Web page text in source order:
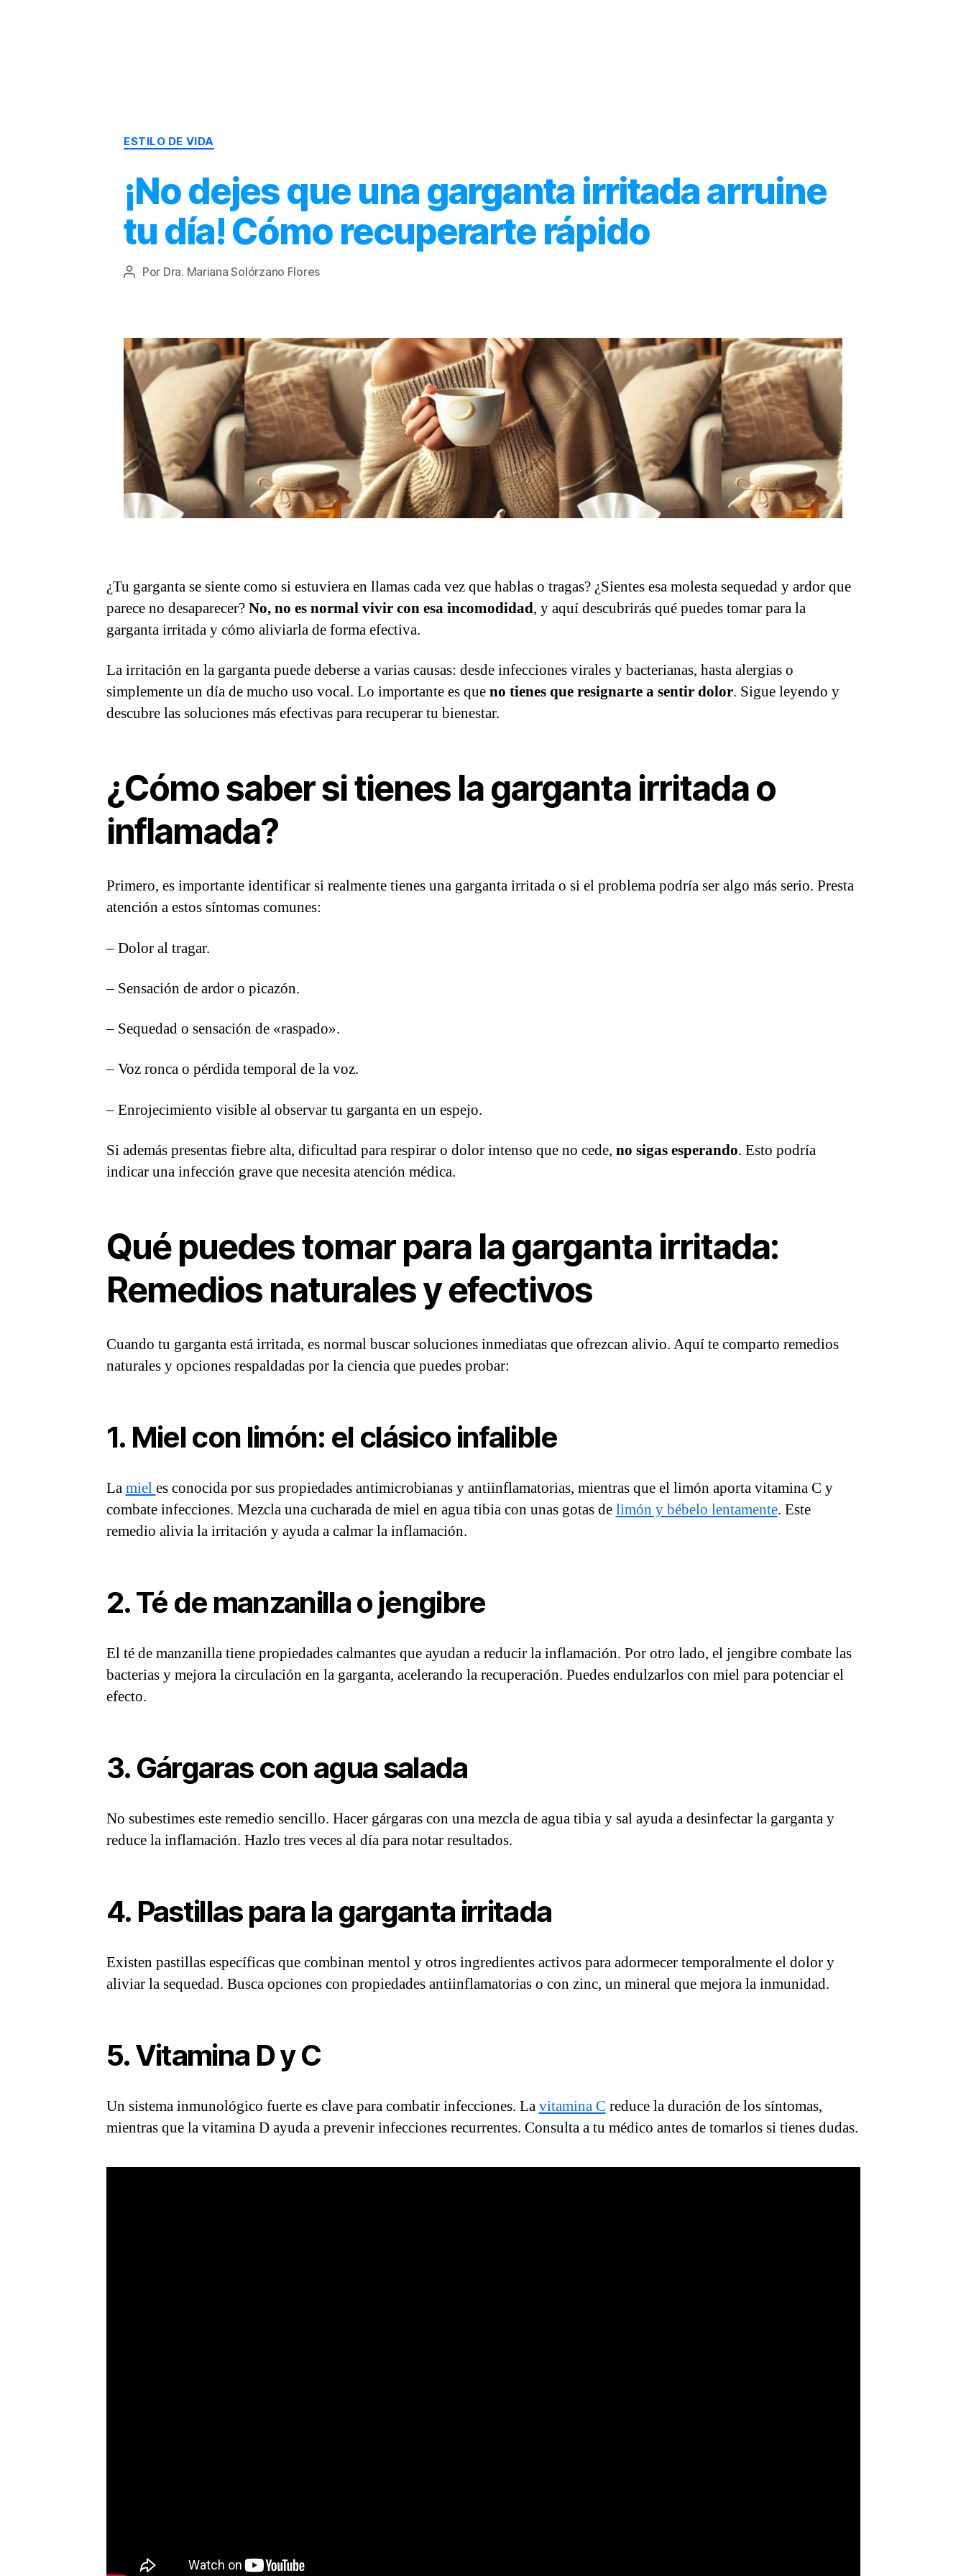
ESTILO DE VIDA
¡No dejes que una garganta irritada arruine
tu día! Cómo recuperarte rápido
Autor
Por Dra. Mariana Solórzano Flores
¿Tu garganta se siente como si estuviera en llamas cada vez que hablas o tragas? ¿Sientes esa molesta sequedad y ardor que
parece no desaparecer? No, no es normal vivir con esa incomodidad, y aquí descubrirás qué puedes tomar para la
garganta irritada y cómo aliviarla de forma efectiva.
La irritación en la garganta puede deberse a varias causas: desde infecciones virales y bacterianas, hasta alergias o
simplemente un día de mucho uso vocal. Lo importante es que no tienes que resignarte a sentir dolor. Sigue leyendo y
descubre las soluciones más efectivas para recuperar tu bienestar.
¿Cómo saber si tienes la garganta irritada o
inflamada?
Primero, es importante identificar si realmente tienes una garganta irritada o si el problema podría ser algo más serio. Presta
atención a estos síntomas comunes:
– Dolor al tragar.
– Sensación de ardor o picazón.
– Sequedad o sensación de «raspado».
– Voz ronca o pérdida temporal de la voz.
– Enrojecimiento visible al observar tu garganta en un espejo.
Si además presentas fiebre alta, dificultad para respirar o dolor intenso que no cede, no sigas esperando. Esto podría
indicar una infección grave que necesita atención médica.
Qué puedes tomar para la garganta irritada:
Remedios naturales y efectivos
Cuando tu garganta está irritada, es normal buscar soluciones inmediatas que ofrezcan alivio. Aquí te comparto remedios
naturales y opciones respaldadas por la ciencia que puedes probar:
1. Miel con limón: el clásico infalible
La miel es conocida por sus propiedades antimicrobianas y antiinflamatorias, mientras que el limón aporta vitamina C y
combate infecciones. Mezcla una cucharada de miel en agua tibia con unas gotas de limón y bébelo lentamente. Este
remedio alivia la irritación y ayuda a calmar la inflamación.
2. Té de manzanilla o jengibre
El té de manzanilla tiene propiedades calmantes que ayudan a reducir la inflamación. Por otro lado, el jengibre combate las
bacterias y mejora la circulación en la garganta, acelerando la recuperación. Puedes endulzarlos con miel para potenciar el
efecto.
3. Gárgaras con agua salada
No subestimes este remedio sencillo. Hacer gárgaras con una mezcla de agua tibia y sal ayuda a desinfectar la garganta y
reduce la inflamación. Hazlo tres veces al día para notar resultados.
4. Pastillas para la garganta irritada
Existen pastillas específicas que combinan mentol y otros ingredientes activos para adormecer temporalmente el dolor y
aliviar la sequedad. Busca opciones con propiedades antiinflamatorias o con zinc, un mineral que mejora la inmunidad.
5. Vitamina D y C
Un sistema inmunológico fuerte es clave para combatir infecciones. La vitamina C reduce la duración de los síntomas,
mientras que la vitamina D ayuda a prevenir infecciones recurrentes. Consulta a tu médico antes de tomarlos si tienes dudas.